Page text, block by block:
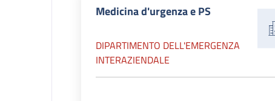
Medicina d'urgenza e PS
DIPARTIMENTO DELL'EMERGENZA
INTERAZIENDALE